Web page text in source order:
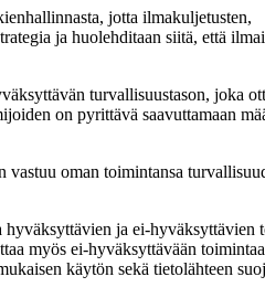
jotta ilmakuljetusten,
ja huolehditaan siitä, että
turvallisuus­tason, joka
on pyrittävä saavuttamaan
oman toi­min­tansa
ja ei-hyväksyttävien
myös ei-hyväksyttävään
käytön sekä tietolähteen